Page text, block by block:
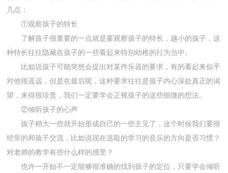
几点：
①观察孩子的特长
了解孩子很重要的一点就是要观察孩子的特长，越小的孩子，这
种特长往往隐藏在孩子的一些看起来特别幼稚的行为当中。
比如说孩子可能突然会提出对某件乐器的要求，有的看起来似乎
对他很遥远，但是在最后呢，这种要求往往是孩子内心深处真正的渴
望，来得很珍贵，我们一定要学会正视孩子的这些细微的想法。
②倾听孩子的心声
孩子稍大一些就开始形成自己的一些主见了，这个时候我们要很
经常的和孩子交流，比如说现在选取的学习的音乐的方向是否习惯？
对老师的教学有些什么样的感受？
也许一开始不一定能够很准确的找到孩子的定位，只要学会倾听